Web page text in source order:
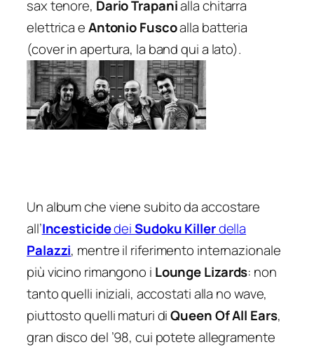
sax tenore, Dario Trapanialla chitarra
elettrica eAntonio Fuscoalla batteria
(cover in apertura, la band qui a lato).
Un album che viene subito da accostare
all’IncesticidedeiSudoku Killerdella
Palazzi, mentre il riferimento internazionale
più vicino rimangono i Lounge Lizards: non
tanto quelli iniziali, accostati alla no wave,
piuttosto quelli maturi diQueen Of All Ears,
gran disco del ’98, cui potete allegramente